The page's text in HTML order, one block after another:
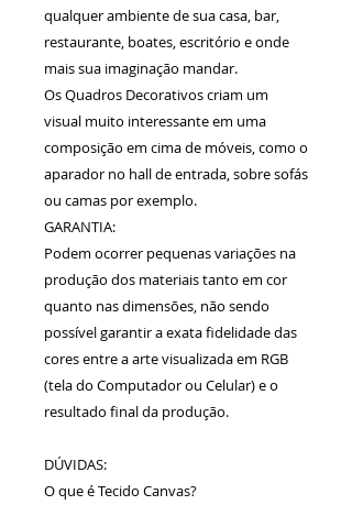
qualquer ambiente de sua casa, bar,
restaurante, boates, escritório e onde
mais sua imaginação mandar.
Os Quadros Decorativos criam um
visual muito interessante em uma
composição em cima de móveis, como o
aparador no hall de entrada, sobre sofás
ou camas por exemplo.
GARANTIA:
Podem ocorrer pequenas variações na
produção dos materiais tanto em cor
quanto nas dimensões, não sendo
possível garantir a exata fidelidade das
cores entre a arte visualizada em RGB
(tela do Computador ou Celular) e o
resultado final da produção.
DÚVIDAS:
O que é Tecido Canvas?